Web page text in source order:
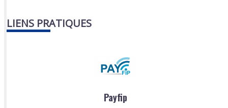
LIENS PRATIQUES
Payfip